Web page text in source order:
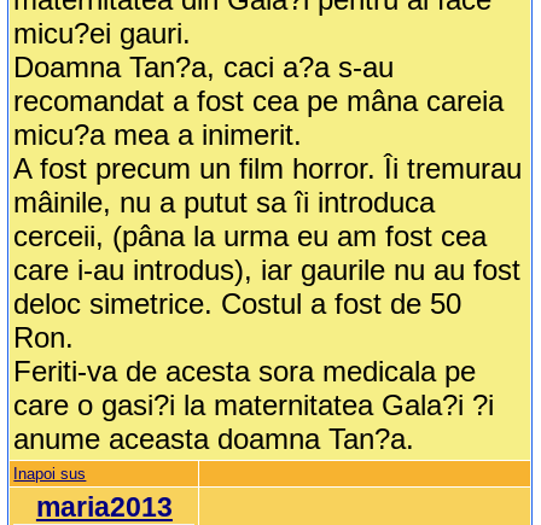
micu?ei gauri.
Doamna Tan?a, caci a?a s-au
recomandat a fost cea pe mâna careia
micu?a mea a inimerit.
A fost precum un film horror. Îi tremurau
mâinile, nu a putut sa îi introduca
cerceii, (pâna la urma eu am fost cea
care i-au introdus), iar gaurile nu au fost
deloc simetrice. Costul a fost de 50
Ron.
Feriti-va de acesta sora medicala pe
care o gasi?i la maternitatea Gala?i ?i
anume aceasta doamna Tan?a.
Inapoi sus
maria2013